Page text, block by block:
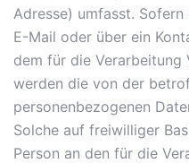
Adresse) umfasst.
E-Mail oder über ein
dem für die
werden die von der
personenbezogenen
Solche auf freiwilliger
Person an den für die